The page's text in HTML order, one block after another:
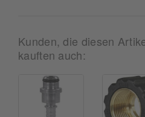
Kunden, die diesen
kauften auch: